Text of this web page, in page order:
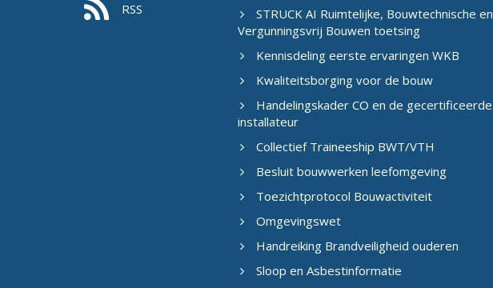
RSS
STRUCK AI Ruimtelijke, Bouwtechnische en
Vergunningsvrij Bouwen toetsing
Kennisdeling eerste ervaringen WKB
Kwaliteitsborging voor de bouw
Handelingskader CO en de gecertificeerde
installateur
Collectief Traineeship BWT/VTH
Besluit bouwwerken leefomgeving
Toezichtprotocol Bouwactiviteit
Omgevingswet
Handreiking Brandveiligheid ouderen
Sloop en Asbestinformatie